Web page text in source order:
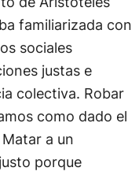
familiarizada con
sociales
justas e
colectiva. Robar
como dado el
a un
porque